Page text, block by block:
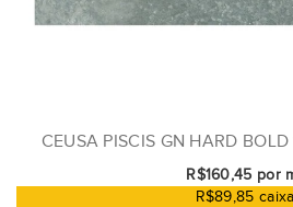
CEUSA PISCIS GN HARD
R$160,45 por
R$89,85 caixa